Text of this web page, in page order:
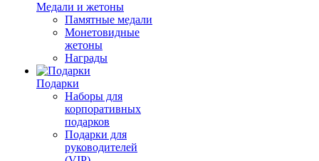
Медали и жетоны
Памятные медали
Монетовидные
жетоны
Награды
Подарки
Наборы для
корпоративных
подарков
Подарки для
руководителей